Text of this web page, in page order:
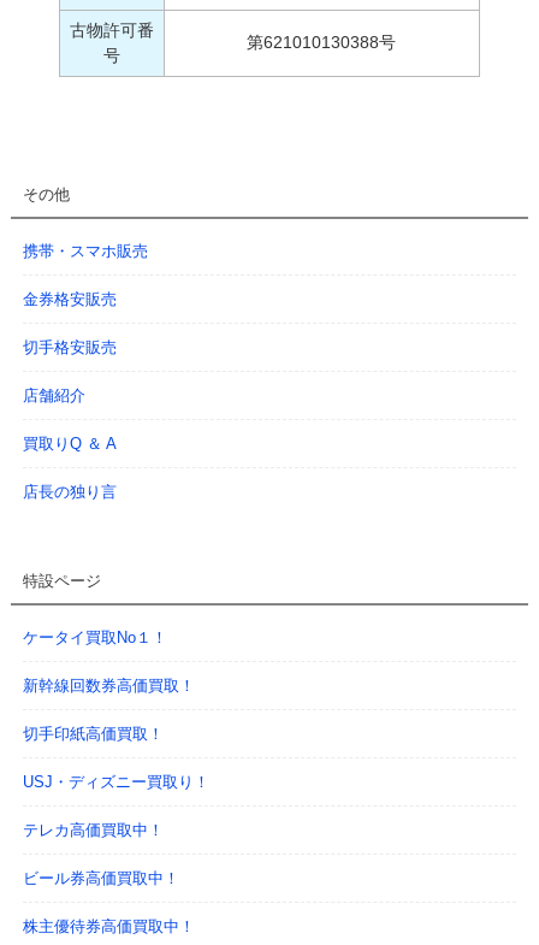
古物許可番
号
第621010130388号
その他
携帯・スマホ販売
金券格安販売
切手格安販売
店舗紹介
買取りQ ＆ A
店長の独り言
特設ページ
ケータイ買取No１！
新幹線回数券高価買取！
切手印紙高価買取！
USJ・ディズニー買取り！
テレカ高価買取中！
ビール券高価買取中！
株主優待券高価買取中！